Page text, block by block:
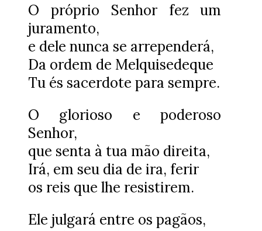
O próprio Senhor fez um
juramento,
e dele nunca se arrependerá,
Da ordem de Melquisedeque
Tu és sacerdote para sempre.
O glorioso e poderoso
Senhor,
que senta à tua mão direita,
Irá, em seu dia de ira, ferir
os reis que lhe resistirem.
Ele julgará entre os pagãos,